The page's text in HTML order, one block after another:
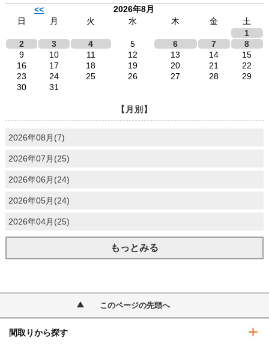
<<
2026年8月
日
月 火 水 木 金
土
1
2
3 4 5 6 7
8
9
10 11 12 13 14
15
16
17 18 19 20 21
22
23
24 25 26 27 28
29
30
31
【月別】
2026年08月(7)
2026年07月(25)
2026年06月(24)
2026年05月(24)
2026年04月(25)
もっとみる
このページの先頭へ
間取りから探す